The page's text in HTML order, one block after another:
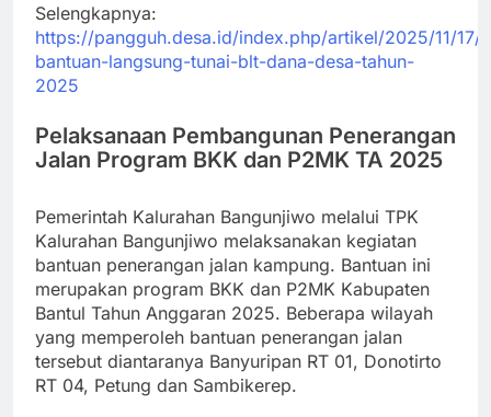
Selengkapnya:
https://pangguh.desa.id/index.php/artikel/2025/11/17/
bantuan-langsung-tunai-blt-dana-desa-tahun-
2025
Pelaksanaan Pembangunan Penerangan
Jalan Program BKK dan P2MK TA 2025
Pemerintah Kalurahan Bangunjiwo melalui TPK
Kalurahan Bangunjiwo melaksanakan kegiatan
bantuan penerangan jalan kampung. Bantuan ini
merupakan program BKK dan P2MK Kabupaten
Bantul Tahun Anggaran 2025. Beberapa wilayah
yang memperoleh bantuan penerangan jalan
tersebut diantaranya Banyuripan RT 01, Donotirto
RT 04, Petung dan Sambikerep.